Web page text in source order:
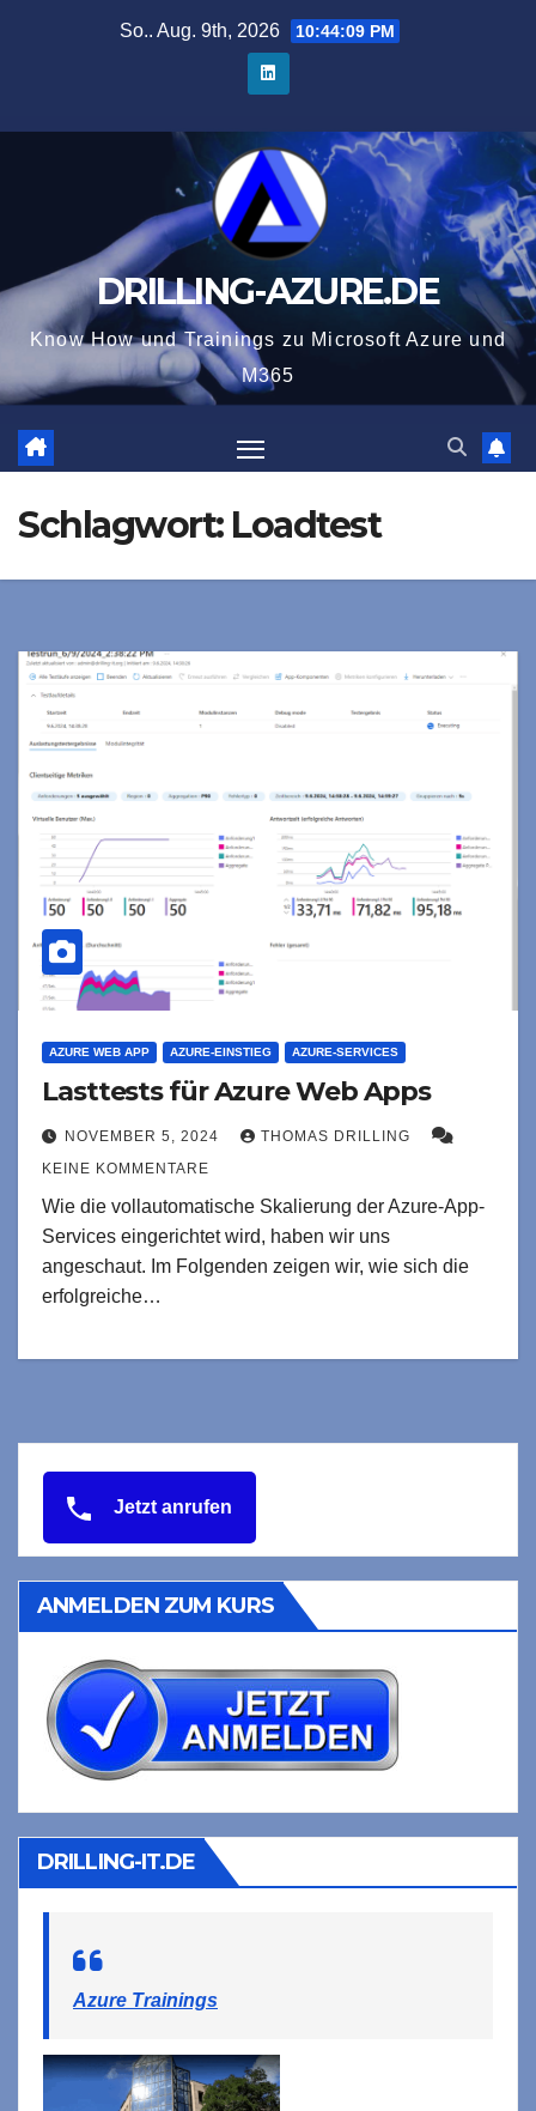
So.. Aug. 9th, 2026 10:44:09 PM
DRILLING-AZURE.DE
Know How und Trainings zu Microsoft Azure und
M365
Schlagwort: Loadtest
AZURE WEB APP AZURE-EINSTIEG AZURE-SERVICES
Lasttests für Azure Web Apps
NOVEMBER 5, 2024
THOMAS DRILLING
KEINE KOMMENTARE
Wie die vollautomatische Skalierung der Azure-App-
Services eingerichtet wird, haben wir uns
angeschaut. Im Folgenden zeigen wir, wie sich die
erfolgreiche…
Jetzt anrufen
ANMELDEN ZUM KURS
DRILLING-IT.DE
Azure Trainings